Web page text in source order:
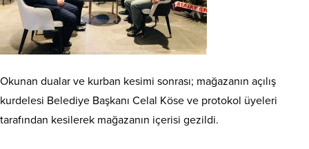
Okunan dualar ve kurban kesimi sonrası; mağazanın açılış
kurdelesi Belediye Başkanı Celal Köse ve protokol üyeleri
tarafından kesilerek mağazanın içerisi gezildi.